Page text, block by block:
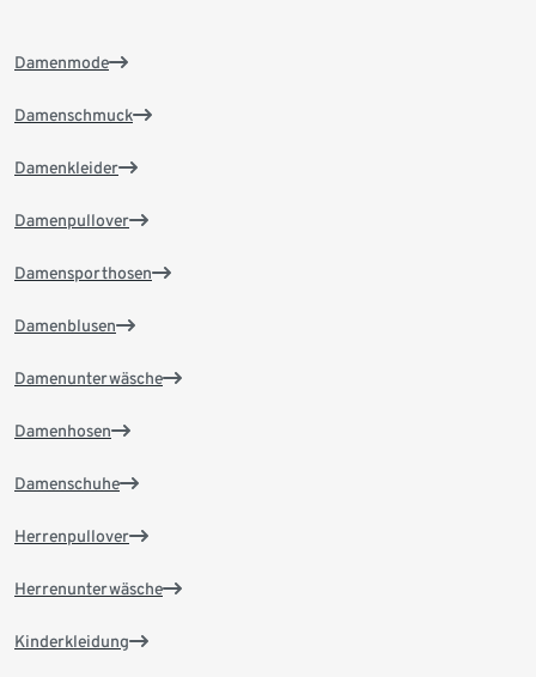
Damenmode
Damenschmuck
Damenkleider
Damenpullover
Damensporthosen
Damenblusen
Damenunterwäsche
Damenhosen
Damenschuhe
Herrenpullover
Herrenunterwäsche
Kinderkleidung